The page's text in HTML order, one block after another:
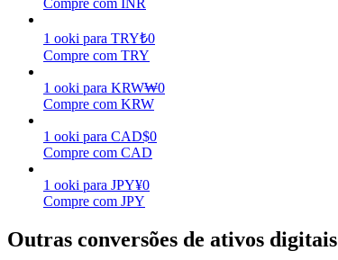
Ganhar
Ganhe recompensas competitivas diariamente
1 ooki para TRY₺0
Compre com TRY
1 ooki para KRW₩0
Compre com KRW
1 ooki para CAD$0
Compre com CAD
1 ooki para JPY¥0
Compre com JPY
Outras conversões de ativos digitais